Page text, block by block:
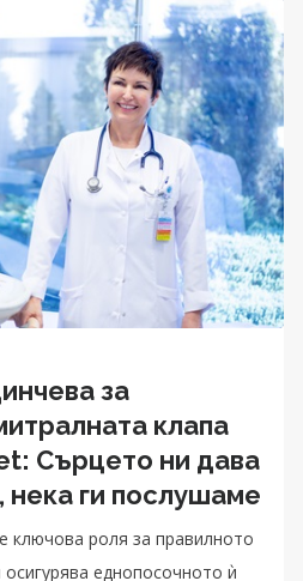
за
клапа
Сърцето ни дава
нека ги послушаме
ключова роля за правилното
еднопосочното ѝ